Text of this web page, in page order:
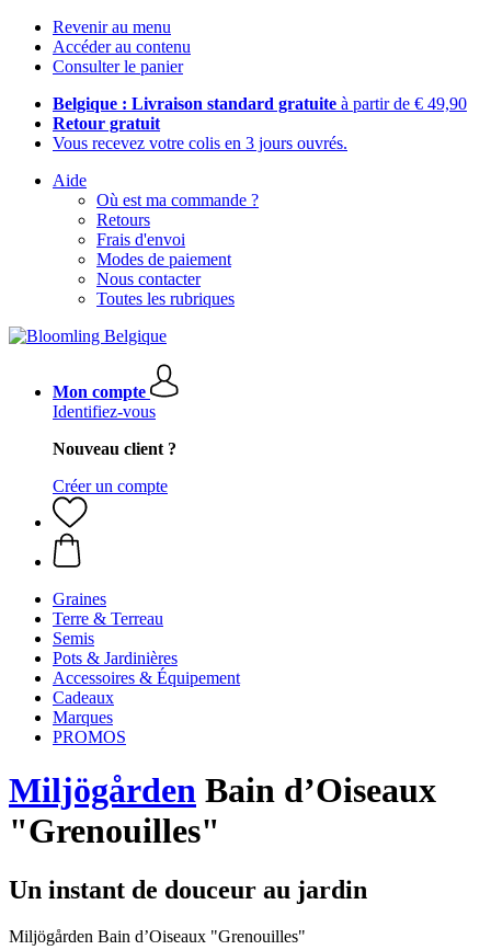
Revenir au menu
Accéder au contenu
Consulter le panier
Belgique : Livraison standard gratuite à partir de € 49,90
Retour gratuit
Vous recevez votre colis en 3 jours ouvrés.
Aide
Où est ma commande ?
Retours
Frais d'envoi
Modes de paiement
Nous contacter
Toutes les rubriques
Mon compte
Identifiez-vous
Nouveau client ?
Créer un compte
Graines
Terre & Terreau
Semis
Pots & Jardinières
Accessoires & Équipement
Cadeaux
Marques
PROMOS
Miljögården Bain d’Oiseaux
"Grenouilles"
Un instant de douceur au jardin
Miljögården Bain d’Oiseaux "Grenouilles"